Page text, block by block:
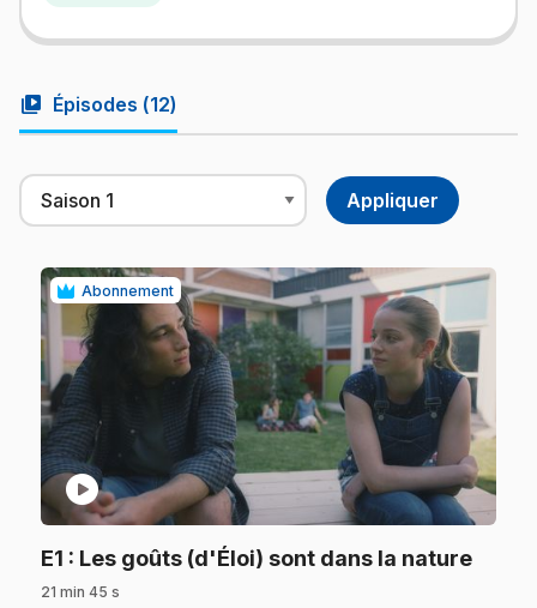
video_library Épisodes (12)
Abonnement
play_circle
E1 : Les goûts (d'Éloi) sont dans la nature.
21 min 45 s